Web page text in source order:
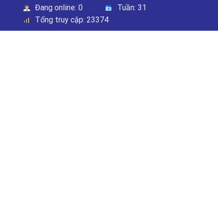
Đang online: 0 Tuần: 31
Tổng truy cập: 23374